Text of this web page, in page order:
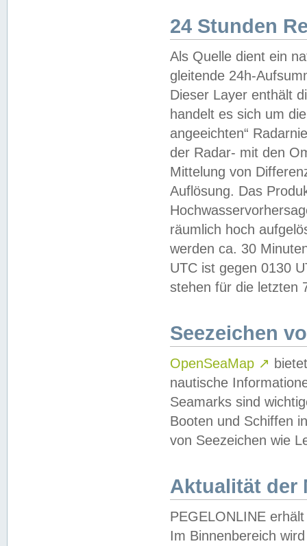
24 Stunden
Als Quelle dient ein
gleitende 24h-
Dieser Layer enthält
handelt es sich um
angeeichten“
der Radar- mit den
Mittelung von
Auflösung. Das
räumlich hoch
werden ca. 30
UTC ist gegen 0130
stehen für die letzten
Seezeichen
OpenSeaMap ↗
nautische
Seamarks sind
Booten und Schiffen
von Seezeichen wie
Aktualität der
PEGELONLINE
Im Binnenbereich